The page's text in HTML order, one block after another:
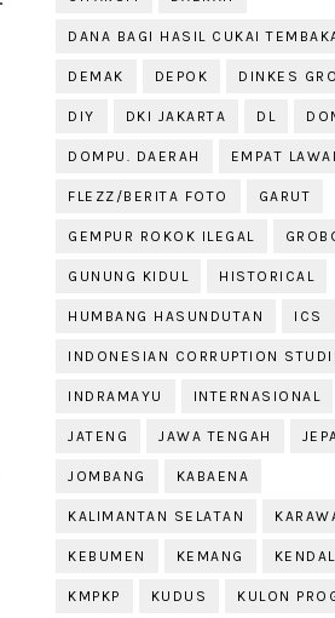
DANA BAGI HASIL CUKAI
DEMAK DEPOK DINKES
DIY DKI JAKARTA DL
DOMPU. DAERAH EMPAT
FLEZZ/BERITA FOTO GARUT
GEMPUR ROKOK ILEGAL
GUNUNG KIDUL HISTORICAL
HUMBANG HASUNDUTAN ICS
INDONESIAN CORRUPTION
INDRAMAYU INTERNASIONAL
JATENG JAWA TENGAH
JOMBANG KABAENA
KALIMANTAN SELATAN
KEBUMEN KEMANG KENDAL
KMPKP KUDUS KULON